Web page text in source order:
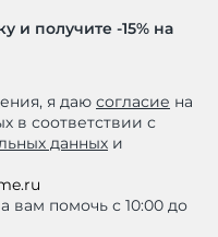
и получите -15% на
я даю согласие на
в соответствии с
данных и
вам помочь с 10:00 до